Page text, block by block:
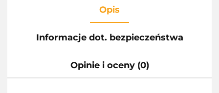
Opis
Informacje dot. bezpieczeństwa
Opinie i oceny (0)